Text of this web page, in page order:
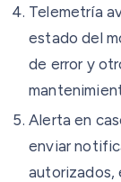
Telemetría
estado del
de error y
Alerta en
enviar
autorizados,